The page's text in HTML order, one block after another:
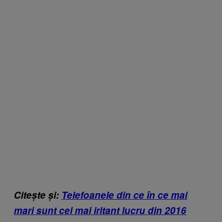
Citește și: Telefoanele din ce în ce mai
mari sunt cel mai iritant lucru din 2016